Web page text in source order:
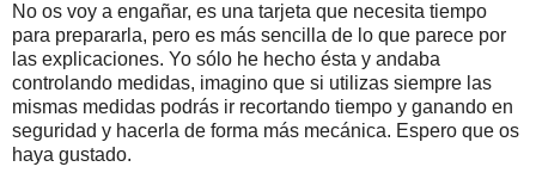
No os voy a engañar, es una tarjeta que necesita tiempo
para prepararla, pero es más sencilla de lo que parece por
las explicaciones. Yo sólo he hecho ésta y andaba
controlando medidas, imagino que si utilizas siempre las
mismas medidas podrás ir recortando tiempo y ganando en
seguridad y hacerla de forma más mecánica. Espero que os
haya gustado.